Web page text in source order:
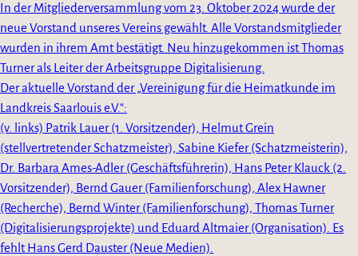
In der Mitgliederversammlung vom 23. Oktober 2024 wurde der
neue Vorstand unseres Vereins gewählt. Alle Vorstandsmitglieder
wurden in ihrem Amt bestätigt. Neu hinzugekommen ist Thomas
Turner als Leiter der Arbeitsgruppe Digitalisierung.
Der aktuelle Vorstand der „Vereinigung für die Heimatkunde im
Landkreis Saarlouis e.V.“:
(v. links) Patrik Lauer (1. Vorsitzender), Helmut Grein
(stellvertretender Schatzmeister), Sabine Kiefer (Schatzmeisterin),
Dr. Barbara Ames-Adler (Geschäftsführerin), Hans Peter Klauck (2.
Vorsitzender), Bernd Gauer (Familienforschung), Alex Hawner
(Recherche), Bernd Winter (Familienforschung), Thomas Turner
(Digitalisierungsprojekte) und Eduard Altmaier (Organisation). Es
fehlt Hans Gerd Dauster (Neue Medien).